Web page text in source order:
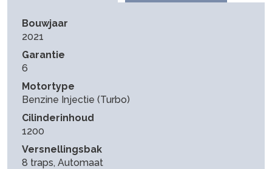
Bouwjaar
2021
Garantie
6
Motortype
Benzine Injectie (Turbo)
Cilinderinhoud
1200
Versnellingsbak
8 traps, Automaat